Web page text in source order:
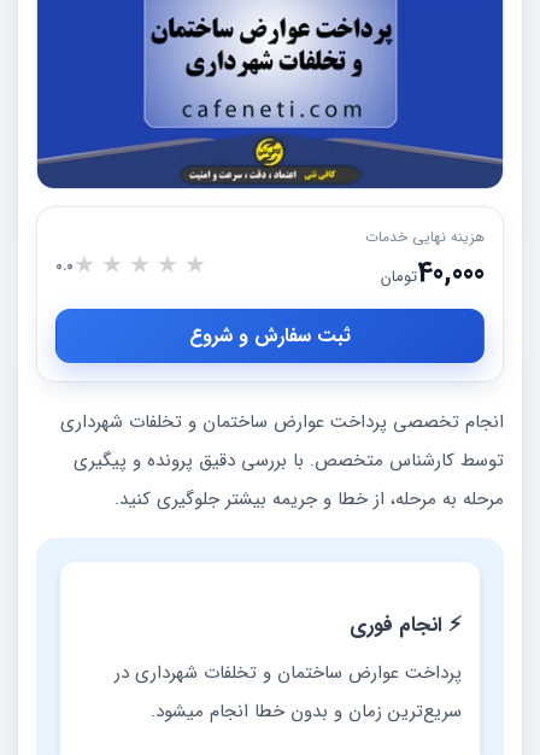
هزینه نهایی خدمات
40,000تومان ★
★
★
★
★
0.0
ثبت سفارش و شروع
انجام تخصصی پرداخت عوارض ساختمان و تخلفات شهرداری
توسط کارشناس متخصص. با بررسی دقیق پرونده و پیگیری
مرحله به مرحله، از خطا و جریمه بیشتر جلوگیری کنید.
⚡ انجام فوری
پرداخت عوارض ساختمان و تخلفات شهرداری در
سریع‌ترین زمان و بدون خطا انجام میشود.